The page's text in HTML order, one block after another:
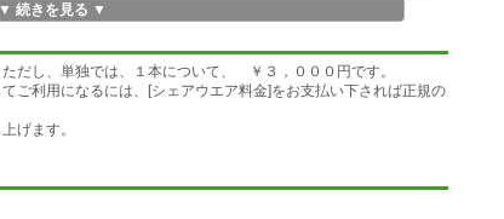
<RET>で解凍して下さい。コマンドラインから LGMENU と
来ますが、特定のサイズしか計算できません。また、印刷機能
料金をお支払い下さい。プログラムは、１本について￥３，０
０００円です。
▼ 続きを見る ▼
し、単独では、１本について、 ￥３，０００円です。
ご利用になるには、[シェアウエア料金]をお支払い下されば正規の
げます。